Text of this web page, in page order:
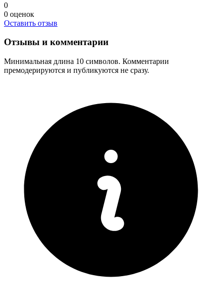
0
0 оценок
Оставить отзыв
Отзывы и комментарии
Минимальная длина 10 символов. Комментарии
премодерируются и публикуются не сразу.